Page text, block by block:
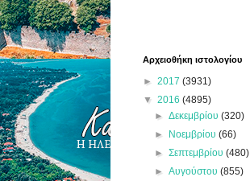
Αρχειοθήκη ιστολογίου
► 2017 (3931)
▼ 2016 (4895)
►Δεκεμβρίου(320)
► Νοεμβρίου(66)
►Σεπτεμβρίου(480)
►Αυγούστου(855)